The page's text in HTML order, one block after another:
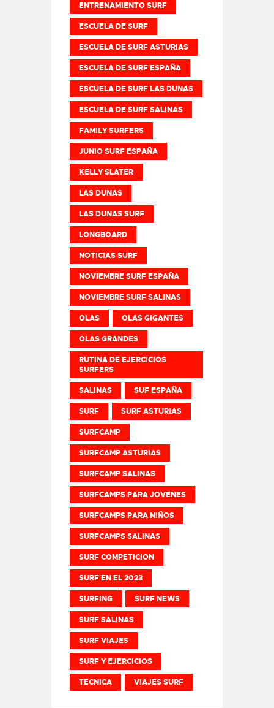
ENTRENAMIENTO SURF
ESCUELA DE SURF
ESCUELA DE SURF ASTURIAS
ESCUELA DE SURF ESPAÑA
ESCUELA DE SURF LAS DUNAS
ESCUELA DE SURF SALINAS
FAMILY SURFERS
JUNIO SURF ESPAÑA
KELLY SLATER
LAS DUNAS
LAS DUNAS SURF
LONGBOARD
NOTICIAS SURF
NOVIEMBRE SURF ESPAÑA
NOVIEMBRE SURF SALINAS
OLAS OLAS GIGANTES
OLAS GRANDES
RUTINA DE EJERCICIOS
SURFERS
SALINAS SUF ESPAÑA
SURF SURF ASTURIAS
SURFCAMP
SURFCAMP ASTURIAS
SURFCAMP SALINAS
SURFCAMPS PARA JOVENES
SURFCAMPS PARA NIÑOS
SURFCAMPS SALINAS
SURF COMPETICION
SURF EN EL 2023
SURFING SURF NEWS
SURF SALINAS
SURF VIAJES
SURF Y EJERCICIOS
TECNICA VIAJES SURF